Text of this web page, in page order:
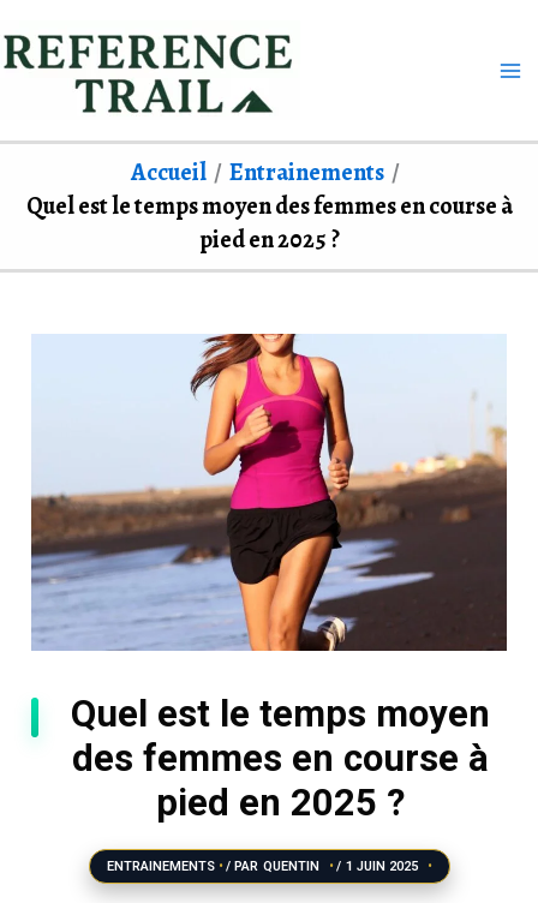
au
Accueil
Entrainements
Quel est le temps moyen des femmes en course à
pied en 2025 ?
Quel est le temps moyen
des femmes en course à
pied en 2025 ?
ENTRAINEMENTS / PAR QUENTIN / 1 JUIN 2025